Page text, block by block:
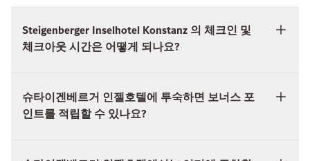
슈타이겐베르거 인젤호텔에 투숙하면 보너스 포
인트를 적립할 수 있나요?
슈타이겐베르거 인젤호텔에서는 어디에 주차할
수 있으며, 요금은 얼마인가요?